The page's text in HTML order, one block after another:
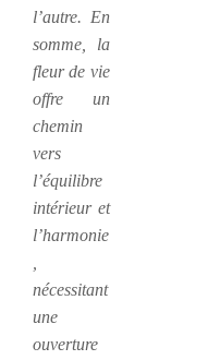
l’autre. En
somme, la
fleur de vie
offre un
chemin
vers
l’équilibre
intérieur et
l’harmonie
nécessitant
une
ouverture